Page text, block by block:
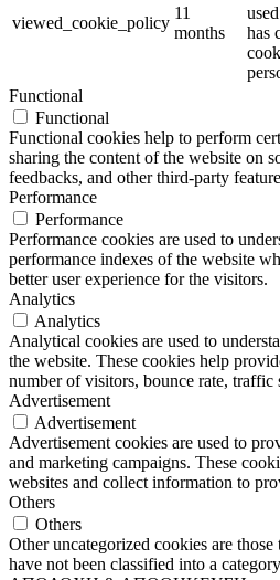
viewed_cookie_policy
11
months
has
Functional
Functional
Functional cookies help to perform
sharing the content of the website on
feedbacks, and other third-party
Performance
Performance
Performance cookies are used to
performance indexes of the website
better user experience for the visitors.
Analytics
Analytics
Analytical cookies are used to
the website. These cookies help
number of visitors, bounce rate, traffic
Advertisement
Advertisement
Advertisement cookies are used to
and marketing campaigns. These
websites and collect information to
Others
Others
Other uncategorized cookies are
have not been classified into a